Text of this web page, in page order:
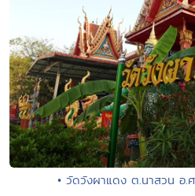
• วัดวังผาแดง ต.นาสวน อ